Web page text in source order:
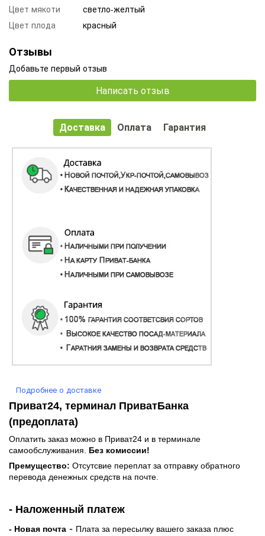
Цвет мякоти
светло-желтый
Цвет плода
красный
Отзывы
Добавьте первый отзыв
Написать отзыв
Доставка Оплата Гарантия
Подробнее о доставке
Приват24, терминал ПриватБанка
(предоплата)
Оплатить заказ можно в Приват24 и в терминале
самообслуживания. Без комиссии!
Премущество: Отсутсвие переплат за отправку обратного
перевода денежных средств на почте.
- Наложенный платеж
- Новая почта - Плата за пересылку вашего заказа плюс